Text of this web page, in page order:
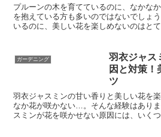
プルーンの木を育てているのに、なかな
を抱えている方も多いのではないでしょ
いるのに、美しい花を楽しめないのはと
ガーデニング
羽衣ジャス
因と対策！
ツ
羽衣ジャスミンの甘い香りと美しい花を
なか花が咲かない…。そんな経験はあり
スミンが花を咲かせない原因には、いく